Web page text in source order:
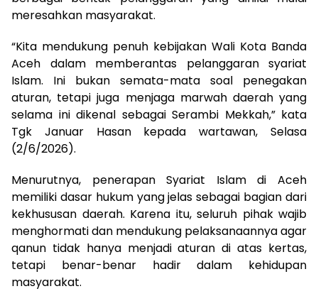
meresahkan masyarakat.
“Kita mendukung penuh kebijakan Wali Kota Banda
Aceh dalam memberantas pelanggaran syariat
Islam. Ini bukan semata-mata soal penegakan
aturan, tetapi juga menjaga marwah daerah yang
selama ini dikenal sebagai Serambi Mekkah,” kata
Tgk Januar Hasan kepada wartawan, Selasa
(2/6/2026).
Menurutnya, penerapan Syariat Islam di Aceh
memiliki dasar hukum yang jelas sebagai bagian dari
kekhususan daerah. Karena itu, seluruh pihak wajib
menghormati dan mendukung pelaksanaannya agar
qanun tidak hanya menjadi aturan di atas kertas,
tetapi benar-benar hadir dalam kehidupan
masyarakat.